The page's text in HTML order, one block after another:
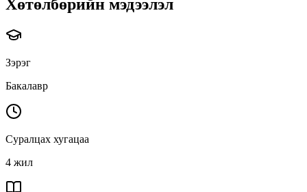
Хөтөлбөрийн мэдээлэл
Зэрэг
Бакалавр
Суралцах хугацаа
4 жил